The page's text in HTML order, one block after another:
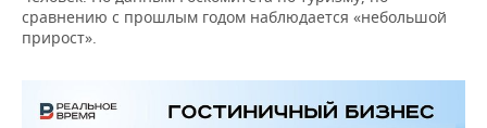
сравнению с прошлым годом наблюдается «небольшой
прирост».